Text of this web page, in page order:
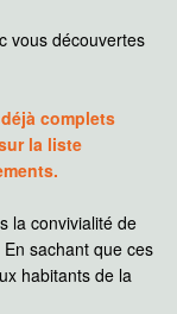
vous découvertes
complets
la liste
la convivialité de
sachant que ces
habitants de la